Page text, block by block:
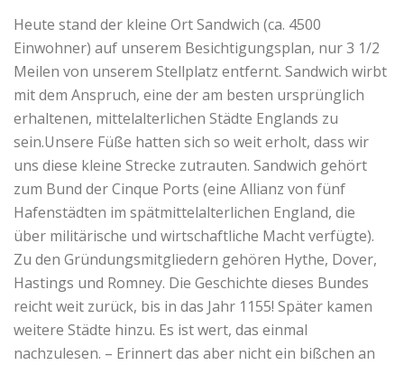
Heute stand der kleine Ort Sandwich (ca. 4500
Einwohner) auf unserem Besichtigungsplan, nur 3 1/2
Meilen von unserem Stellplatz entfernt. Sandwich wirbt
mit dem Anspruch, eine der am besten ursprünglich
erhaltenen, mittelalterlichen Städte Englands zu
sein.Unsere Füße hatten sich so weit erholt, dass wir
uns diese kleine Strecke zutrauten. Sandwich gehört
zum Bund der Cinque Ports (eine Allianz von fünf
Hafenstädten im spätmittelalterlichen England, die
über militärische und wirtschaftliche Macht verfügte).
Zu den Gründungsmitgliedern gehören Hythe, Dover,
Hastings und Romney. Die Geschichte dieses Bundes
reicht weit zurück, bis in das Jahr 1155! Später kamen
weitere Städte hinzu. Es ist wert, das einmal
nachzulesen. – Erinnert das aber nicht ein bißchen an